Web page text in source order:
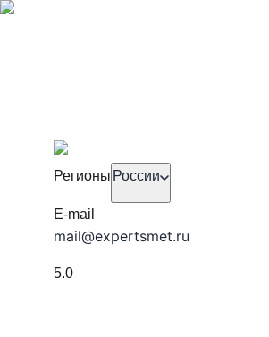
Регионы России
E-mail
mail@expertsmet.ru
5.0